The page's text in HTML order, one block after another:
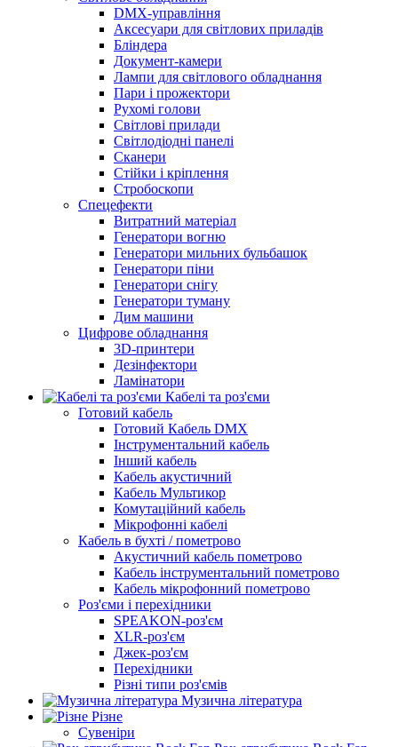
DMX-управління
Аксесуари для світлових приладів
Бліндера
Документ-камери
Лампи для світлового обладнання
Пари і прожектори
Рухомі голови
Світлові прилади
Світлодіодні панелі
Сканери
Стійки і кріплення
Стробоскопи
Спецефекти
Витратний матеріал
Генератори вогню
Генератори мильних бульбашок
Генератори піни
Генератори снігу
Генератори туману
Дим машини
Цифрове обладнання
3D-принтери
Дезінфектори
Ламінатори
Кабелі та роз'єми
Готовий кабель
Готовий Кабель DMX
Інструментальний кабель
Інший кабель
Кабель акустичний
Кабель Мультикор
Комутаційний кабель
Мікрофонні кабелі
Кабель в бухті / пометрово
Акустичний кабель пометрово
Кабель інструментальний пометрово
Кабель мікрофонний пометрово
Роз'єми і перехідники
SPEAKON-роз'єм
XLR-роз'єм
Джек-роз'єм
Перехідники
Різні типи роз'ємів
Музична література
Різне
Сувеніри